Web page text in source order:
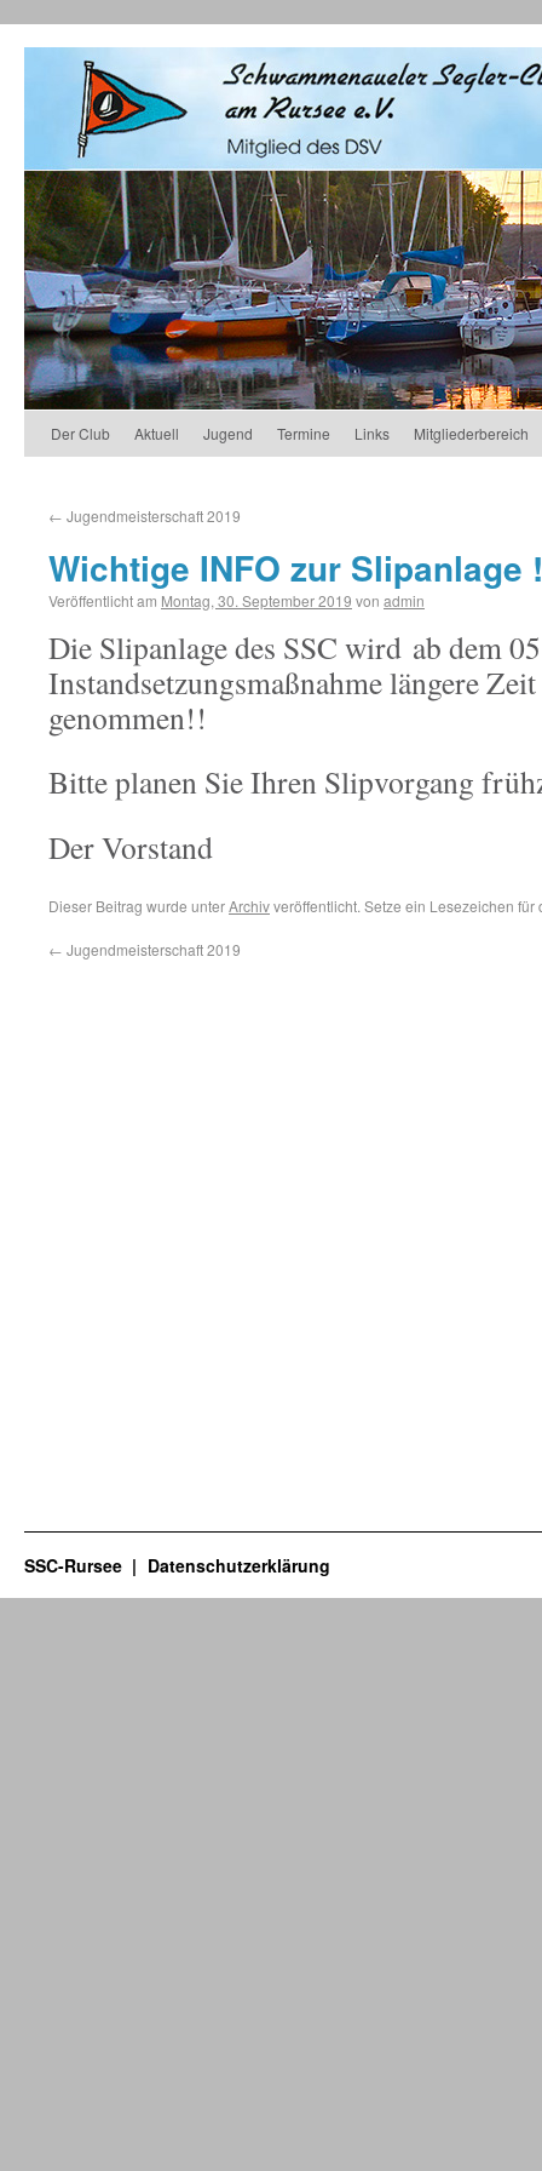
Der Club Aktuell Jugend Termine Links Mitgliederbereich
← Jugendmeisterschaft 2019
Wichtige INFO zur Slipanlage
Veröffentlicht am Montag, 30. September 2019 von admin
Die Slipanlage des SSC wird ab dem
Instandsetzungsmaßnahme längere
genommen!!
Bitte planen Sie Ihren Slipvorgang
Der Vorstand
Dieser Beitrag wurde unterArchivveröffentlicht. Setze ein Lesezeichen für
← Jugendmeisterschaft 2019
SSC-Rursee Datenschutzerklärung